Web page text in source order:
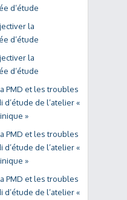
d’étude
la
d’étude
la
d’étude
PMD et les troubles
de l’atelier «
»
PMD et les troubles
de l’atelier «
»
PMD et les troubles
de l’atelier «